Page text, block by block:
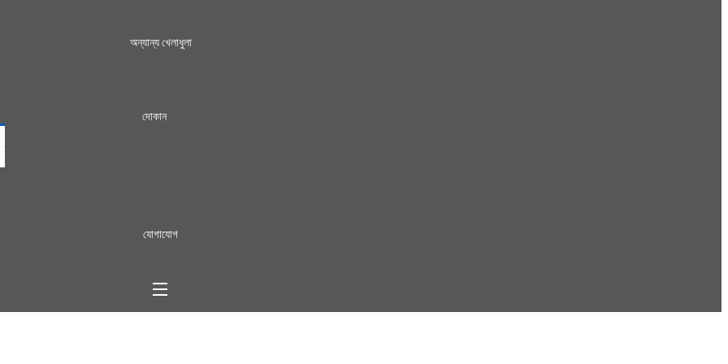
অন্যান্য খেলাধুলা
দোকান
যোগাযোগ